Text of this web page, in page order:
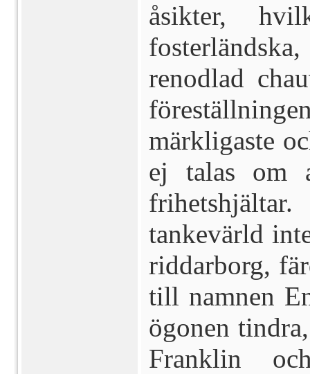
åsikter,
renodlad
märkligaste
ej talas om
tankevärld
riddarborg,
till namnen
ögonen
Franklin